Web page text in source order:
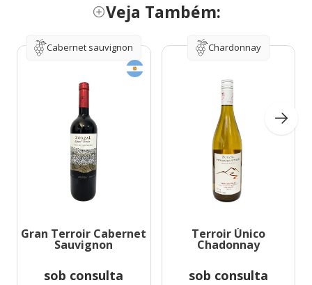
Veja Também:
Cabernet sauvignon
Gran Terroir Cabernet
Sauvignon
sob consulta
Chardonnay
Terroir Único
Chadonnay
sob consulta